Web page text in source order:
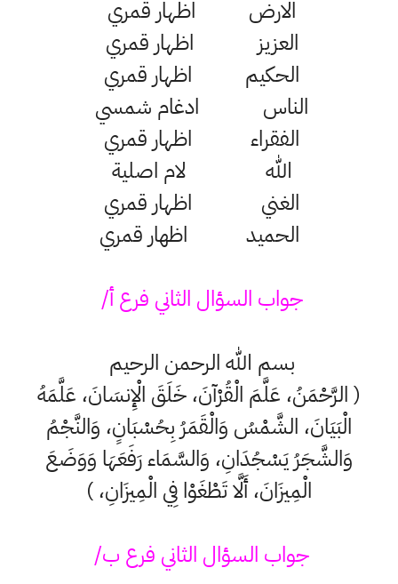
الارض اظهار قمري
العزيز اظهار قمري
الحكيم اظهار قمري
الناس ادغام شمسي
الفقراء اظهار قمري
الله لام اصلية
الغني اظهار قمري
الحميد اظھار قمري
جواب السؤال الثاني فرع أ/
بسم الله الرحمن الرحيم
( الرَّحْمَنُ، عَلَّمَ الْقُرْآنَ، خَلَقَ الْإِنسَانَ، عَلَّمَهُ
الْبَيَانَ، الشَّمْسُ وَالْقَمَرُ بِحُسْبَانٍ، وَالنَّجْمُ
وَالشَّجَرُ يَسْجُدَانِ، وَالسَّمَاء رَفَعَهَا وَوَضَعَ
الْمِيزَانَ، أَلَّا تَطْغَوْا فِي الْمِيزَانِ، )
جواب السؤال الثاني فرع ب/